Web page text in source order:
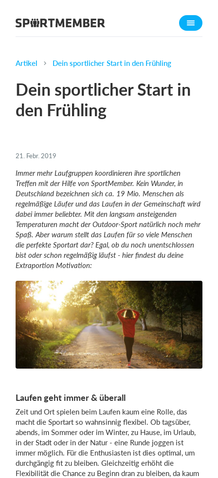
Über SportMember
Funktionen
Trainingsplan
Vereins App
Belegungsplan
Was kostet es?
Deutsch
Einloggen
Artikel Dein sportlicher Start in den Frühling
Dein sportlicher Start in
den Frühling
21. Febr. 2019
Immer mehr Laufgruppen koordinieren ihre sportlichen
Treffen mit der Hilfe von SportMember. Kein Wunder, in
Deutschland bezeichnen sich ca. 19 Mio. Menschen als
regelmäßige Läufer und das Laufen in der Gemeinschaft wird
dabei immer beliebter. Mit den langsam ansteigenden
Temperaturen macht der Outdoor-Sport natürlich noch mehr
Spaß. Aber warum stellt das Laufen für so viele Menschen
die perfekte Sportart dar? Egal, ob du noch unentschlossen
bist oder schon regelmäßig läufst - hier findest du deine
Extraportion Motivation:
Laufen geht immer & überall
Zeit und Ort spielen beim Laufen kaum eine Rolle, das
macht die Sportart so wahnsinnig flexibel. Ob tagsüber,
abends, im Sommer oder im Winter, zu Hause, im Urlaub,
in der Stadt oder in der Natur - eine Runde joggen ist
immer möglich. Für die Enthusiasten ist dies optimal, um
durchgängig fit zu bleiben. Gleichzeitig erhöht die
Flexibilität die Chance zu Beginn dran zu bleiben, da kaum